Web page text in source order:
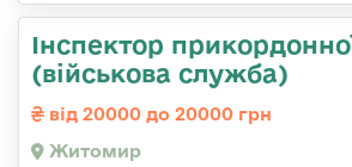
Інспектор
(військова служба)
від 20000 до 20000 грн
Житомир